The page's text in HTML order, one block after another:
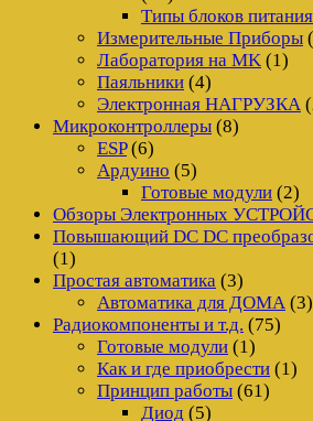
Типы блоков питания
Измерительные Приборы
Лаборатория на MK (1)
Паяльники (4)
Электронная НАГРУЗКА
Микроконтроллеры (8)
ESP(6)
Ардуино (5)
Готовые модули (2)
Обзоры Электронных
Повышающий DC DC
(1)
Простая автоматика (3)
Автоматика для ДОМА (3)
Радиокомпоненты и т.д. (75)
Готовые модули (1)
Как и где приобрести (1)
Принцип работы (61)
Диод (5)